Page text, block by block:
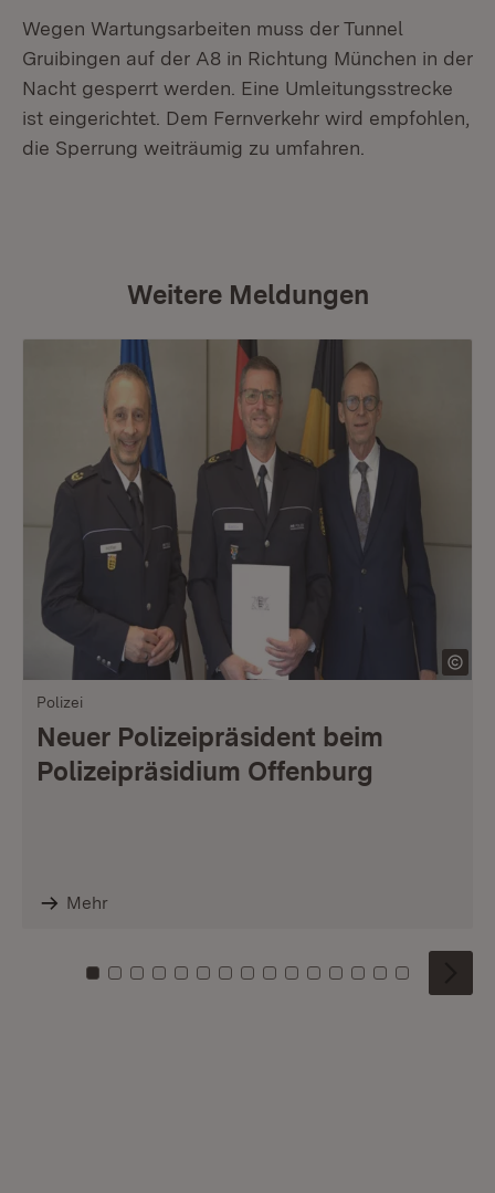
Wegen Wartungsarbeiten muss der Tunnel
Gruibingen auf der A8 in Richtung München in der
Nacht gesperrt werden. Eine Umleitungsstrecke
ist eingerichtet. Dem Fernverkehr wird empfohlen,
die Sperrung weiträumig zu umfahren.
Weitere Meldungen
Polizei
Neuer Polizeipräsident beim
Polizeipräsidium Offenburg
Mehr
Zu Kachel: 0
Zu Kachel: 1
Zu Kachel: 2
Zu Kachel: 3
Zu Kachel: 4
Zu Kachel: 5
Zu Kachel: 6
Zu Kachel: 7
Zu Kachel: 8
Zu Kachel: 9
Zu Kachel: 10
Zu Kachel: 11
Zu Kachel: 12
Zu Kachel:
Zu